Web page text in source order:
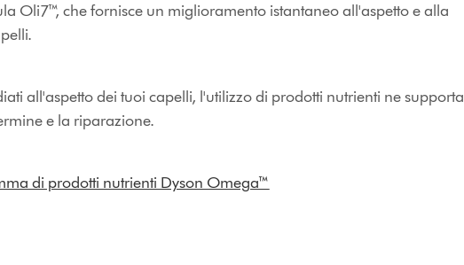
Oli7™, che fornisce un miglioramento istantaneo all'aspetto e alla
all'aspetto dei tuoi capelli, l'utilizzo di prodotti nutrienti ne supporta
e la riparazione.
di prodotti nutrienti Dyson Omega™